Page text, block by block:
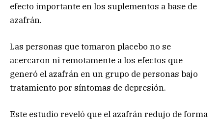
efecto importante en los suplementos a base de
azafrán.
Las personas que tomaron placebo no se
acercaron ni remotamente a los efectos que
generó el azafrán en un grupo de personas bajo
tratamiento por síntomas de depresión.
Este estudio reveló que el azafrán redujo de forma